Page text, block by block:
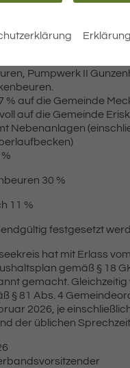
Pumpwerk II
% auf die Gemeinde
auf die Gemeinde
Nebenanlagen
30 %
11 %
festgesetzt
hat mit Erlass
gemäß § 18
gemacht.
§ 81 Abs. 4
2026, je
der üblichen